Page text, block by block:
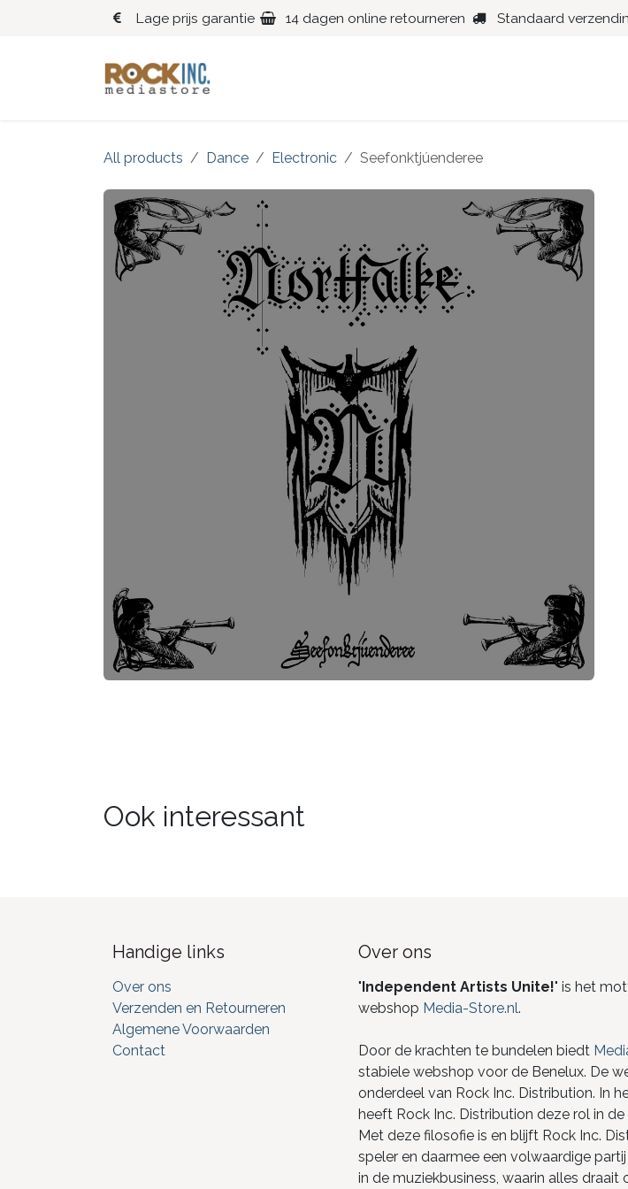
Overslaan naar inhoud
Lage prijs garantie 14 dagen online retourneren Standaard
All products Dance Electronic Seefonktjúenderee
Ook interessant
Handige links
Over ons
Verzenden en Retourneren
Algemene Voorwaarden
Contact
Over ons
"Independent Artists Unite!" is het
webshop Media-Store.nl.
Door de krachten te bundelen biedt
stabiele webshop voor de Benelux. De
onderdeel van Rock Inc. Distribution. In
heeft Rock Inc. Distribution deze rol in de
Met deze filosofie is en blijft Rock Inc.
speler en daarmee een volwaardige
in de muziekbusiness, waarin alles draait